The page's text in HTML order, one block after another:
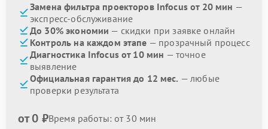
Замена фильтра проекторов Infocus от 20 мин —
экспресс-обслуживание
До 30% экономии — скидки при заявке онлайн
Контроль на каждом этапе — прозрачный процесс
Диагностика Infocus от 10 мин — точное
выявление
Официальная гарантия до 12 мес. — любые
проверки результата
от 0 ₽Время работы: от 30 мин